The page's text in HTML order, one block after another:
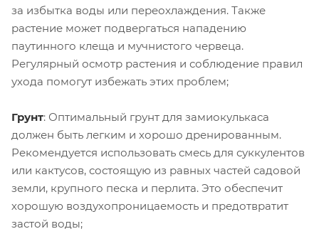
за избытка воды или переохлаждения. Также
растение может подвергаться нападению
паутинного клеща и мучнистого червеца.
Регулярный осмотр растения и соблюдение правил
ухода помогут избежать этих проблем;
Грунт: Оптимальный грунт для замиокулькаса
должен быть легким и хорошо дренированным.
Рекомендуется использовать смесь для суккулентов
или кактусов, состоящую из равных частей садовой
земли, крупного песка и перлита. Это обеспечит
хорошую воздухопроницаемость и предотвратит
застой воды;